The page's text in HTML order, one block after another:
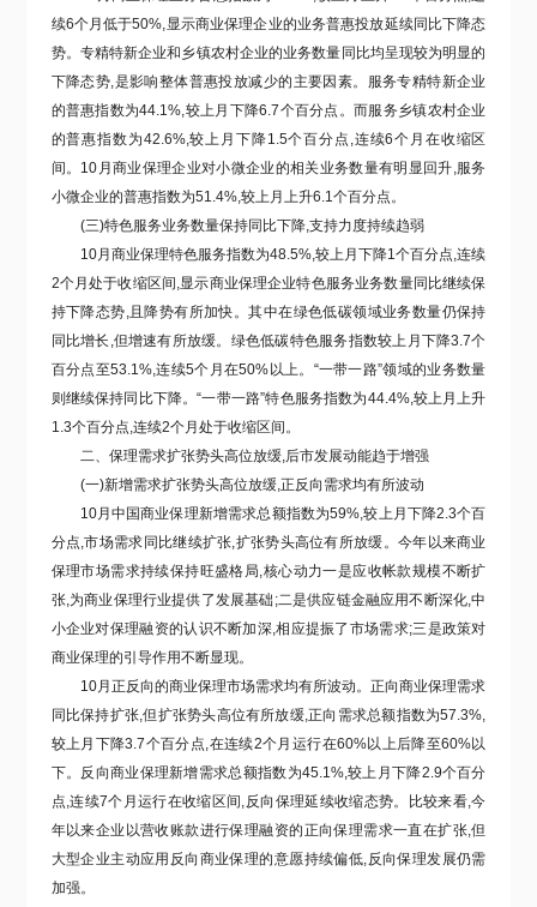
续6个月低于50%,显示商业保理企业的业务普惠投放延续同比下降态
势。专精特新企业和乡镇农村企业的业务数量同比均呈现较为明显的
下降态势,是影响整体普惠投放减少的主要因素。
服务专精特新企业
的普惠指数为44.1%,较上月下降6.7个百分点。而服务乡镇农村企业
的普惠指数为42.6%,较上月下降1.5个百分点,连续6个月在收缩区
间。10月 商业保理企业对小微企业的相关业务数量有明显回升,服务
小微企业的普惠指数为51.4%,较上月上升6.1个百分点。
(三)特色服务业务数量保持同比下降,支持力度持续趋弱
10月商业保理特色服务指数为48.5%,较上月下降1个百分点,连续
2个月处于收缩区间,显示商业保理企业特色服务业务数量同比继续保
持下降态势,且降势有所加快。其中在绿色低碳领域业务数量仍保持
同比增长,但增速有所放缓。 绿色低碳特色服务指数较上月下降3.7个
百分点至53.1%,连续5个月在50%以上。 “一带一路”领域的业务数量
则继续保持同比下降。“一带一路”特色服务指数为44.4%,较上月上升
1.3个百分点,连续2个月处于收缩区间。
二、保理需求扩张势头高位放缓,后市发展动能趋于增强
(一)新增需求扩张势头高位放缓,正反向需求均有所波动
10月中国商业保理新增需求总额指数为59%,较上月下降2.3个百
分点,市场需求同比继续扩张,扩张势头高位有所放缓。今年以来商业
保理市场需求持续保持旺盛格局,核心动力一是应收帐款规模不断扩
张,为商业保理行业提供了发展基础;二是供应链金融应用不断深化,中
小企业对保理融资的认识不断加深,相应提振了市场需求;三是政策对
商业保理的引导作用不断显现。
10月正反向的商业保理市场需求均有所波动。正向商业保理需求
同比保持扩张,但扩张势头高位有所放缓,正向需求总额指数为57.3%,
较上月下降3.7个百分点,在连续2个月运行在60%以上后降至60%以
下。‌反向商业保理新增需求总额指数为45.1%,较上月下降2.9个百分
点,连续7个月运行在收缩区间,反向保理延续收缩态势。比较来看,今
年以来企业以营收账款进行保理融资的正向保理需求一直在扩张,但
大型企业主动应用反向商业保理的意愿持续偏低,反向保理发展仍需
加强。